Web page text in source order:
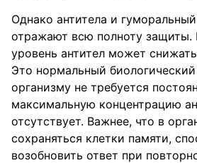
Однако антитела и
отражают всю полноту защиты.
уровень антител может
Это нормальный
организму не требуется
максимальную концентрацию
отсутствует. Важнее, что в
сохраняться клетки памяти,
возобновить ответ при